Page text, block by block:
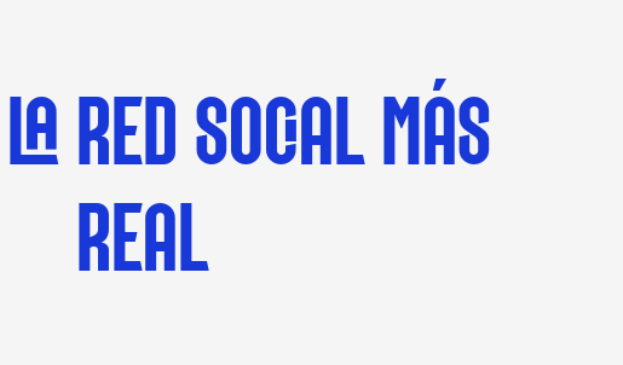
RED SOCIAL MÁS
REAL